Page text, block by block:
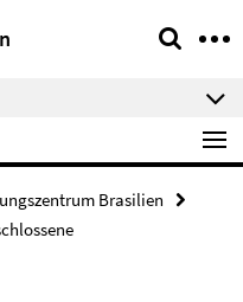
Brasilien